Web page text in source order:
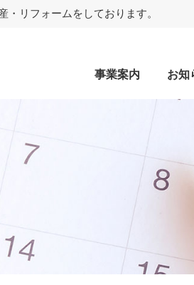
リフォームをしております。
事業案内
お知